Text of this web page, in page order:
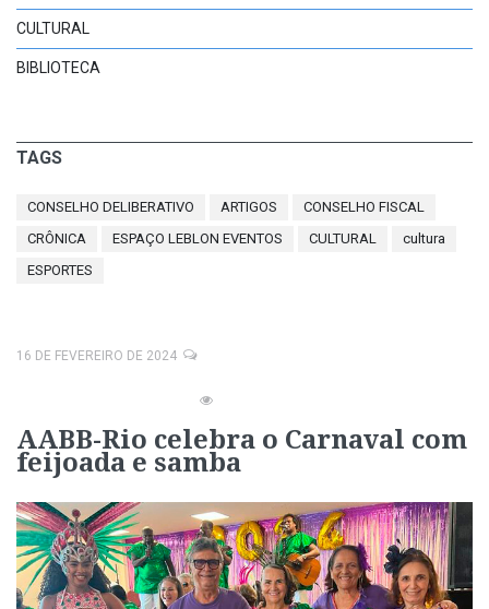
CULTURAL
BIBLIOTECA
TAGS
CONSELHO DELIBERATIVO ARTIGOS
CONSELHO FISCAL
CRÔNICA
ESPAÇO LEBLON EVENTOS CULTURAL
cultura
ESPORTES
16 DE FEVEREIRO DE 2024
AABB-Rio celebra o Carnaval com
feijoada e samba